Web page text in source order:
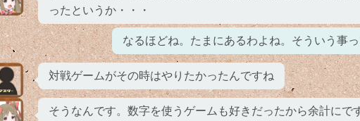
ったというか・・・
なるほどね。たまにあるわよね。そういう事
対戦ゲームがその時はやりたかったんですね
そうなんです。数字を使うゲームも好きだったから余計にで